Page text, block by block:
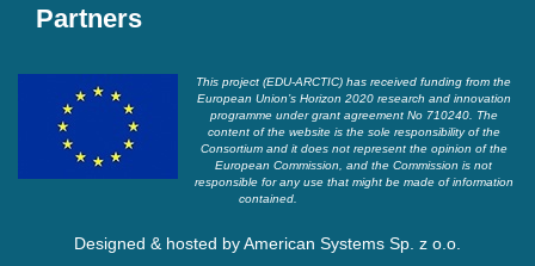
Partners
This project (EDU-ARCTIC) has received funding from the
European Union’s Horizon 2020 research and innovation
programme under grant agreement No 710240. The
content of the website is the sole responsibility of the
Consortium and it does not represent the opinion of the
European Commission, and the Commission is not
responsible for any use that might be made of information
contained.
Designed & hosted byAmerican Systems Sp. z o.o.